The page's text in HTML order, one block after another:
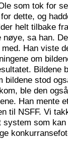
som tok for
dette, og
helt tilbake
nøye, sa han.
med. Han viste
om
Bildene
bildene stod
ble den
Han mente
til NSFF. Vi
system som